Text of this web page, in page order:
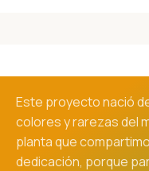
Este proyecto nació
colores y rarezas del
planta que
dedicación, porque